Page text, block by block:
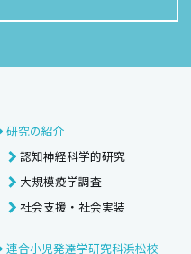
研究の紹介
認知神経科学的研究
大規模疫学調査
社会支援・社会実装
連合小児発達学研究科浜松校